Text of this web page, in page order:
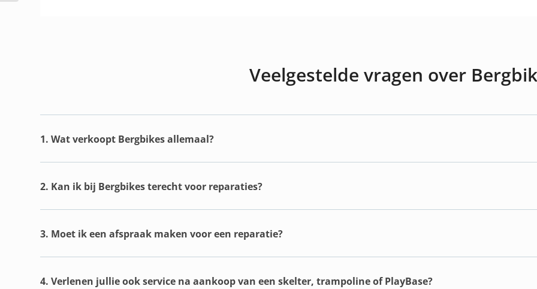
Veelgestelde vragen over
1. Wat verkoopt Bergbikes allemaal?
2. Kan ik bij Bergbikes terecht voor reparaties?
3. Moet ik een afspraak maken voor een reparatie?
4. Verlenen jullie ook service na aankoop van een skelter, trampoline of PlayBase?